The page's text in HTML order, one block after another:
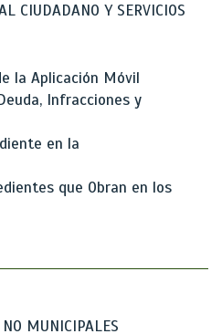
CIUDADANO Y SERVICIOS
la Aplicación Móvil
Infracciones y
en la
que Obran en los
MUNICIPALES